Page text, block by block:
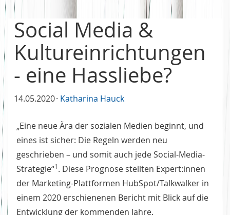
Social Media &
Kultureinrichtungen
- eine Hassliebe?
14.05.2020 Katharina Hauck
„Eine neue Ära der sozialen Medien beginnt, und
eines ist sicher: Die Regeln werden neu
geschrieben – und somit auch jede Social-Media-
Strategie“1. Diese Prognose stellten Expert:innen
der Marketing-Plattformen HubSpot/Talkwalker in
einem 2020 erschienenen Bericht mit Blick auf die
Entwicklung der kommenden Jahre.